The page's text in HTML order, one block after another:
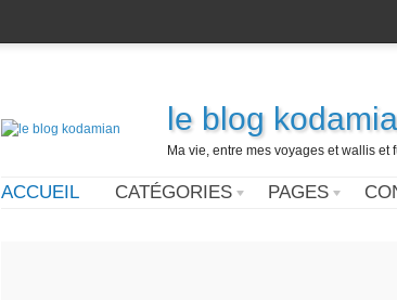
le blog
Ma vie, entre mes voyages et wallis
ACCUEIL CATÉGORIES PAGES